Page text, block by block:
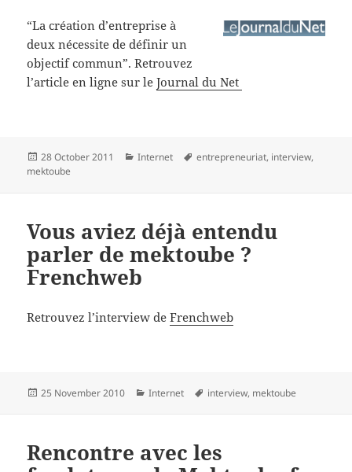
“La création d’entreprise à
deux nécessite de définir un
objectif commun”. Retrouvez
l’article en ligne sur leJournal du Net
Posted
on
28 October 2011 Categories
Internet Tags
entrepreneuriat, interview,
mektoube
Vous aviez déjà entendu
parler de mektoube ?
Frenchweb
Retrouvez l’interview deFrenchweb
Posted
25 November 2010 Categories
Internet Tags
interview, mektoube
Rencontre avec les